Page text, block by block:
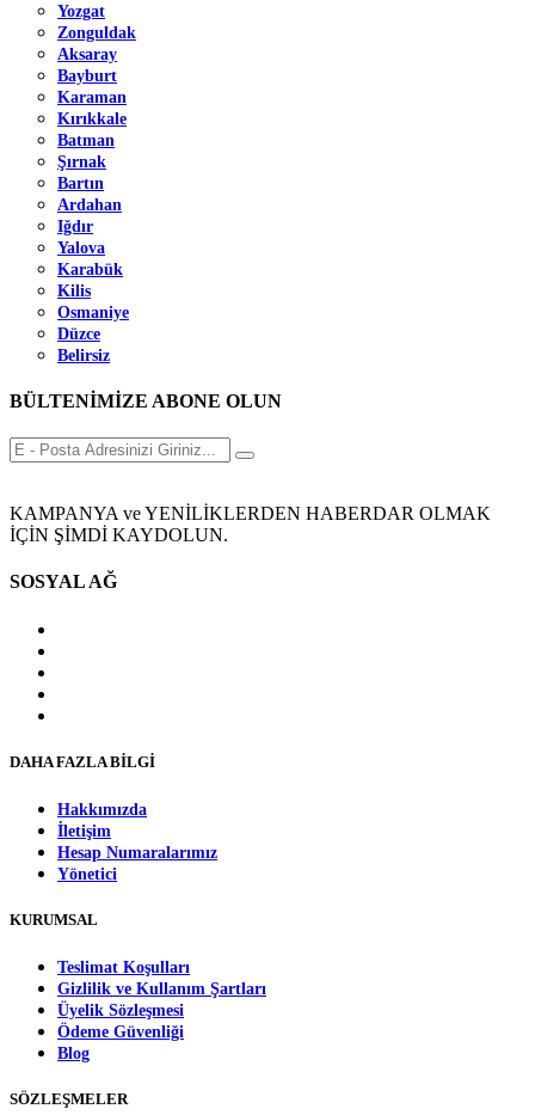
Yozgat
Zonguldak
Aksaray
Bayburt
Karaman
Kırıkkale
Batman
Şırnak
Bartın
Ardahan
Iğdır
Yalova
Karabük
Kilis
Osmaniye
Düzce
Belirsiz
BÜLTENİMİZE ABONE OLUN
KAMPANYA ve YENİLİKLERDEN HABERDAR OLMAK
İÇİN ŞİMDİ KAYDOLUN.
SOSYAL AĞ
DAHA FAZLA BİLGİ
Hakkımızda
İletişim
Hesap Numaralarımız
Yönetici
KURUMSAL
Teslimat Koşulları
Gizlilik ve Kullanım Şartları
Üyelik Sözleşmesi
Ödeme Güvenliği
Blog
SÖZLEŞMELER